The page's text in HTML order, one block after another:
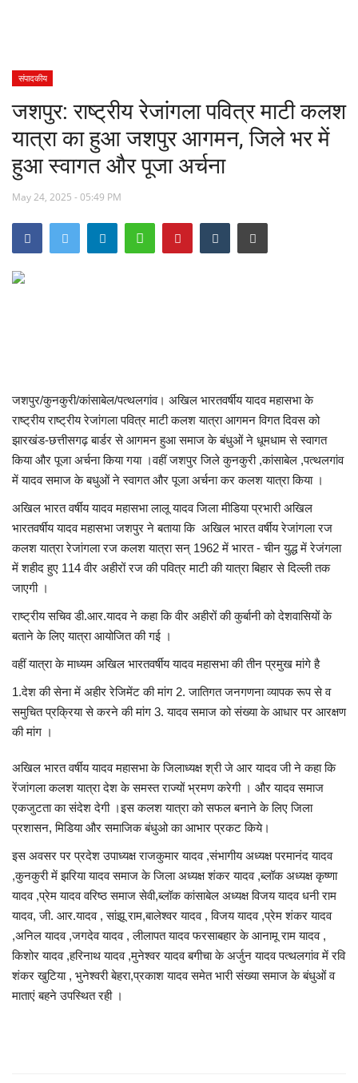
स्वास्थ्य
मनोरंजन
शिक्षा
Language
English hindi
संपादकीय
जशपुर: राष्ट्रीय रेजांगला पवित्र माटी कलश
यात्रा का हुआ जशपुर आगमन, जिले भर में
हुआ स्वागत और पूजा अर्चना
May 24, 2025 - 05:49 PM
जशपुर/कुनकुरी/कांसाबेल/पत्थलगांव। अखिल भारतवर्षीय यादव महासभा के
राष्ट्रीय राष्ट्रीय रेजांगला पवित्र माटी कलश यात्रा आगमन विगत दिवस को
झारखंड-छत्तीसगढ़ बार्डर से आगमन हुआ समाज के बंधुओं ने धूमधाम से स्वागत
किया और पूजा अर्चना किया गया ।वहीं जशपुर जिले कुनकुरी ,कांसाबेल ,पत्थलगांव
में यादव समाज के बधुओं ने स्वागत और पूजा अर्चना कर कलश यात्रा किया ।
अखिल भारत वर्षीय यादव महासभा लालू यादव जिला मीडिया प्रभारी अखिल
भारतवर्षीय यादव महासभा जशपुर ने बताया कि अखिल भारत वर्षीय रेजांगला रज
कलश यात्रा रेजांगला रज कलश यात्रा सन् 1962 में भारत - चीन युद्ध में रेजंगला
में शहीद हुए 114 वीर अहीरों रज की पवित्र माटी की यात्रा बिहार से दिल्ली तक
जाएगी ।
राष्ट्रीय सचिव डी.आर.यादव ने कहा कि वीर अहीरों की कुर्बानी को देशवासियों के
बताने के लिए यात्रा आयोजित की गई ।
वहीं यात्रा के माध्यम अखिल भारतवर्षीय यादव महासभा की तीन प्रमुख मांगे है
1.देश की सेना में अहीर रेजिमेंट की मांग 2. जातिगत जनगणना व्यापक रूप से व
समुचित प्रक्रिया से करने की मांग 3. यादव समाज को संख्या के आधार पर आरक्षण
की मांग ।
अखिल भारत वर्षीय यादव महासभा के जिलाध्यक्ष श्री जे आर यादव जी ने कहा कि
रेंजांगला कलश यात्रा देश के समस्त राज्यों भ्रमण करेगी । और यादव समाज
एकजुटता का संदेश देगी ।इस कलश यात्रा को सफल बनाने के लिए जिला
प्रशासन, मिडिया और समाजिक बंधुओ का आभार प्रकट किये।
इस अवसर पर प्रदेश उपाध्यक्ष राजकुमार यादव ,संभागीय अध्यक्ष परमानंद यादव
,कुनकुरी में झरिया यादव समाज के जिला अध्यक्ष शंकर यादव ,ब्लॉक अध्यक्ष कृष्णा
यादव ,प्रेम यादव वरिष्ठ समाज सेवी,ब्लॉक कांसाबेल अध्यक्ष विजय यादव धनी राम
यादव, जी. आर.यादव , सांझू राम,बालेश्वर यादव , विजय यादव ,प्रेम शंकर यादव
,अनिल यादव ,जगदेव यादव , लीलापत यादव फरसाबहार के आनामू राम यादव ,
किशोर यादव ,हरिनाथ यादव ,मुनेश्वर यादव बगीचा के अर्जुन यादव पत्थलगांव में रवि
शंकर खुटिया , भुनेश्वरी बेहरा,प्रकाश यादव समेत भारी संख्या समाज के बंधुओं व
माताएं बहने उपस्थित रही ।